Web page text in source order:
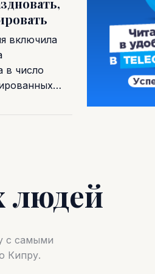
включила
в число
людей
с самыми
Кипру.